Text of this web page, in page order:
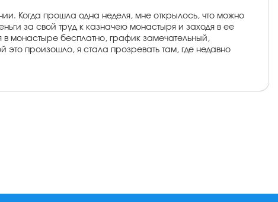
Когда прошла одна неделя, мне открылось, что можно
за свой труд к казначею монастыря и заходя в ее
монастыре бесплатно, график замечательный,
произошло, я стала прозревать там, где недавно